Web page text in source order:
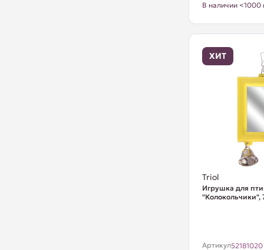
В наличии <1000
ХИТ
Triol
Игрушка для
"Колокольчики",
Артикул52181020